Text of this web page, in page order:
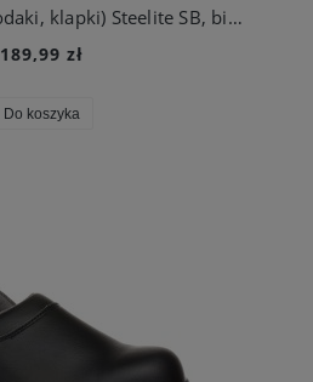
Portwest Sabot (chodaki, klapki) Steelite SB, białe
189,99 zł
Do koszyka